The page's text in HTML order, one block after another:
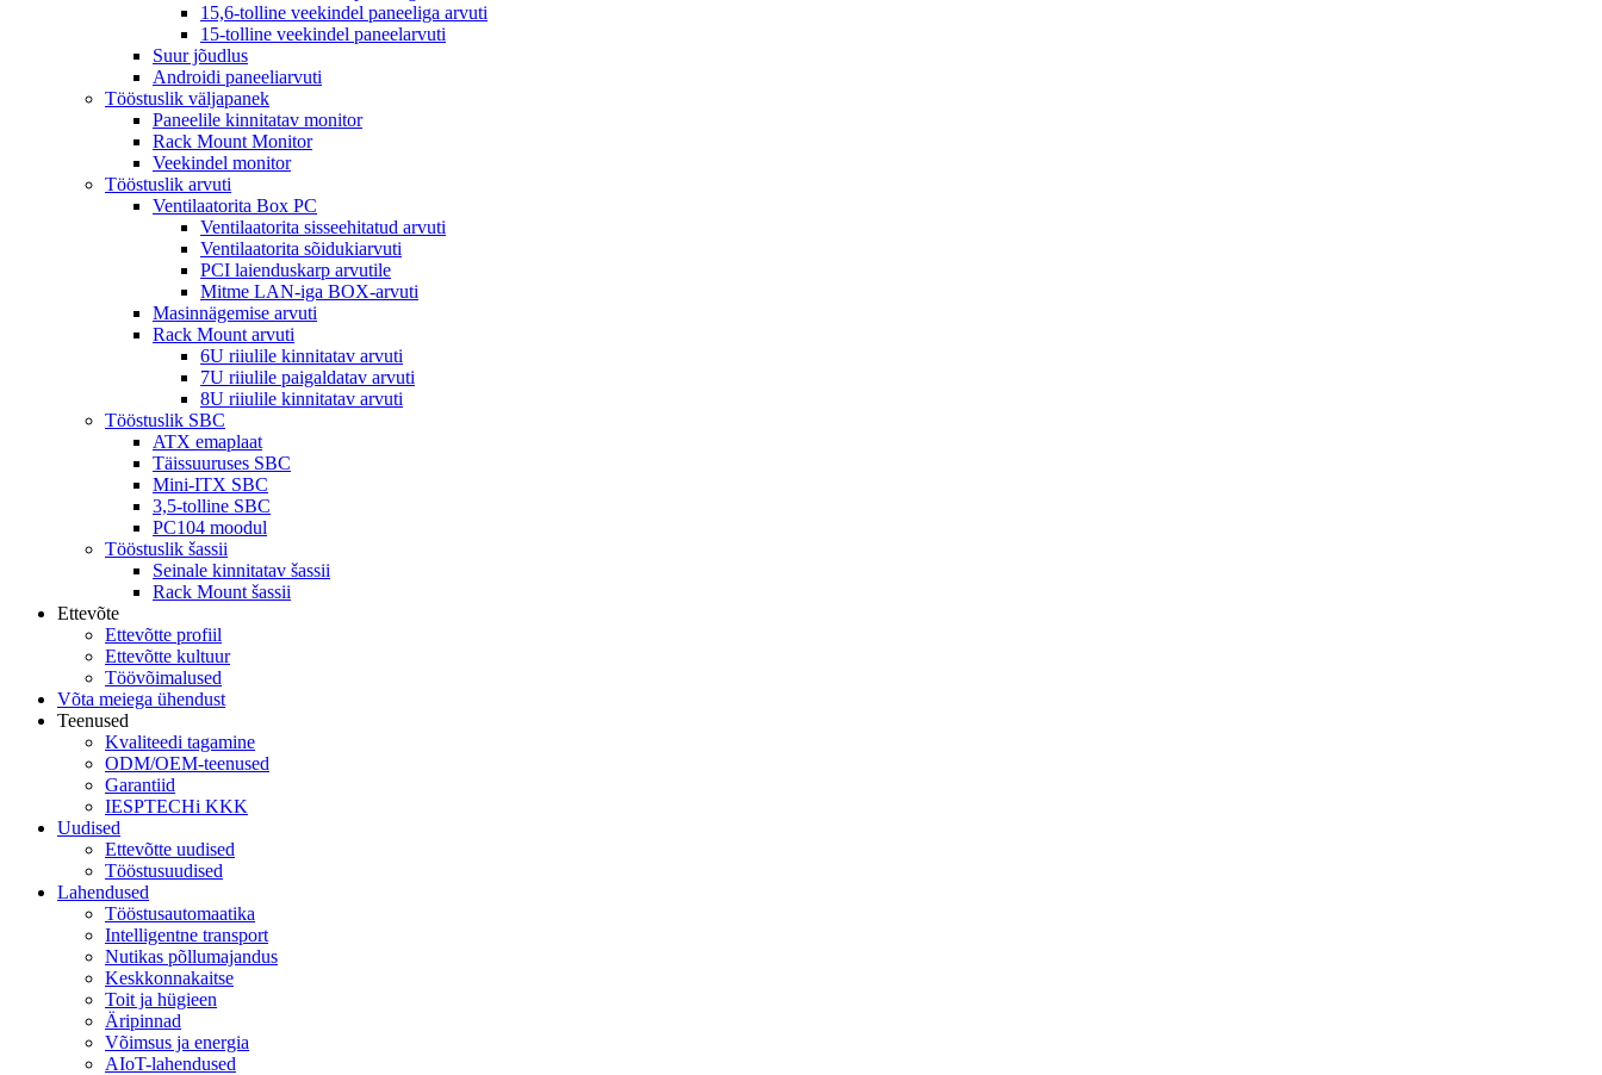
15,6-tolline veekindel paneeliga arvuti
15-tolline veekindel paneelarvuti
Suur jõudlus
Androidi paneeliarvuti
Tööstuslik väljapanek
Paneelile kinnitatav monitor
Rack Mount Monitor
Veekindel monitor
Tööstuslik arvuti
Ventilaatorita Box PC
Ventilaatorita sisseehitatud arvuti
Ventilaatorita sõidukiarvuti
PCI laienduskarp arvutile
Mitme LAN-iga BOX-arvuti
Masinnägemise arvuti
Rack Mount arvuti
6U riiulile kinnitatav arvuti
7U riiulile paigaldatav arvuti
8U riiulile kinnitatav arvuti
Tööstuslik SBC
ATX emaplaat
Täissuuruses SBC
Mini-ITX SBC
3,5-tolline SBC
PC104 moodul
Tööstuslik šassii
Seinale kinnitatav šassii
Rack Mount šassii
Ettevõte
Ettevõtte profiil
Ettevõtte kultuur
Töövõimalused
Võta meiega ühendust
Teenused
Kvaliteedi tagamine
ODM/OEM-teenused
Garantiid
IESPTECHi KKK
Uudised
Ettevõtte uudised
Tööstusuudised
Lahendused
Tööstusautomaatika
Intelligentne transport
Nutikas põllumajandus
Keskkonnakaitse
Toit ja hügieen
Äripinnad
Võimsus ja energia
AIoT-lahendused